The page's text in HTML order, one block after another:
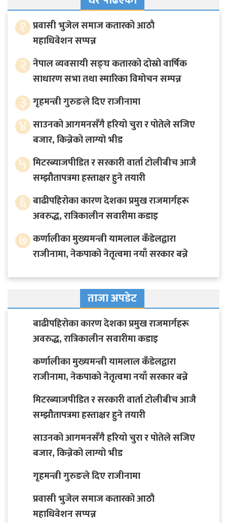
१ प्रवासी भुजेल समाज कतारको आठाै
महाधिवेशन सप्पन्न
२ नेपाल व्यवसायी सङ्घ कतारको दोस्रो वार्षिक
साधारण सभा तथा स्मारिका विमोचन सम्पन्न
३ गृहमन्त्री गुरुङले दिए राजीनामा
४ साउनको आगमनसँगै हरियो चुरा र पोतेले सजिए
बजार, किन्नेको लाग्यो भीड
५ मिटरब्याजपीडित र सरकारी वार्ता टोलीबीच आजै
सम्झौतापत्रमा हस्ताक्षर हुने तयारी
६ बाढीपहिरोका कारण देशका प्रमुख राजमार्गहरू
अवरुद्ध, रात्रिकालीन सवारीमा कडाइ
७ कर्णालीका मुख्यमन्त्री यामलाल कँडेलद्वारा
राजीनामा, नेकपाको नेतृत्वमा नयाँ सरकार बन्ने
ताजा अपडेट
बाढीपहिरोका कारण देशका प्रमुख राजमार्गहरू
अवरुद्ध, रात्रिकालीन सवारीमा कडाइ
कर्णालीका मुख्यमन्त्री यामलाल कँडेलद्वारा
राजीनामा, नेकपाको नेतृत्वमा नयाँ सरकार बन्ने
मिटरब्याजपीडित र सरकारी वार्ता टोलीबीच आजै
सम्झौतापत्रमा हस्ताक्षर हुने तयारी
साउनको आगमनसँगै हरियो चुरा र पोतेले सजिए
बजार, किन्नेको लाग्यो भीड
गृहमन्त्री गुरुङले दिए राजीनामा
प्रवासी भुजेल समाज कतारको आठाै
महाधिवेशन सप्पन्न